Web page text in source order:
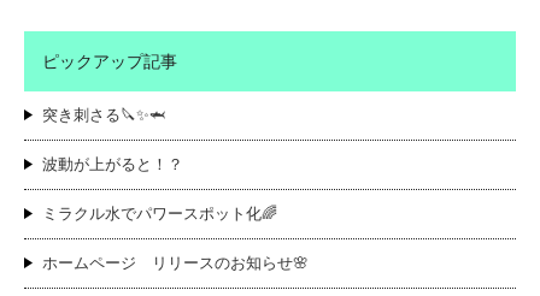
ピックアップ記事
突き刺さる🔪✨🦈
波動が上がると！？
ミラクル水でパワースポット化🌈
ホームページ リリースのお知らせ🌸